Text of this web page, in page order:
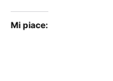
Mi piace: